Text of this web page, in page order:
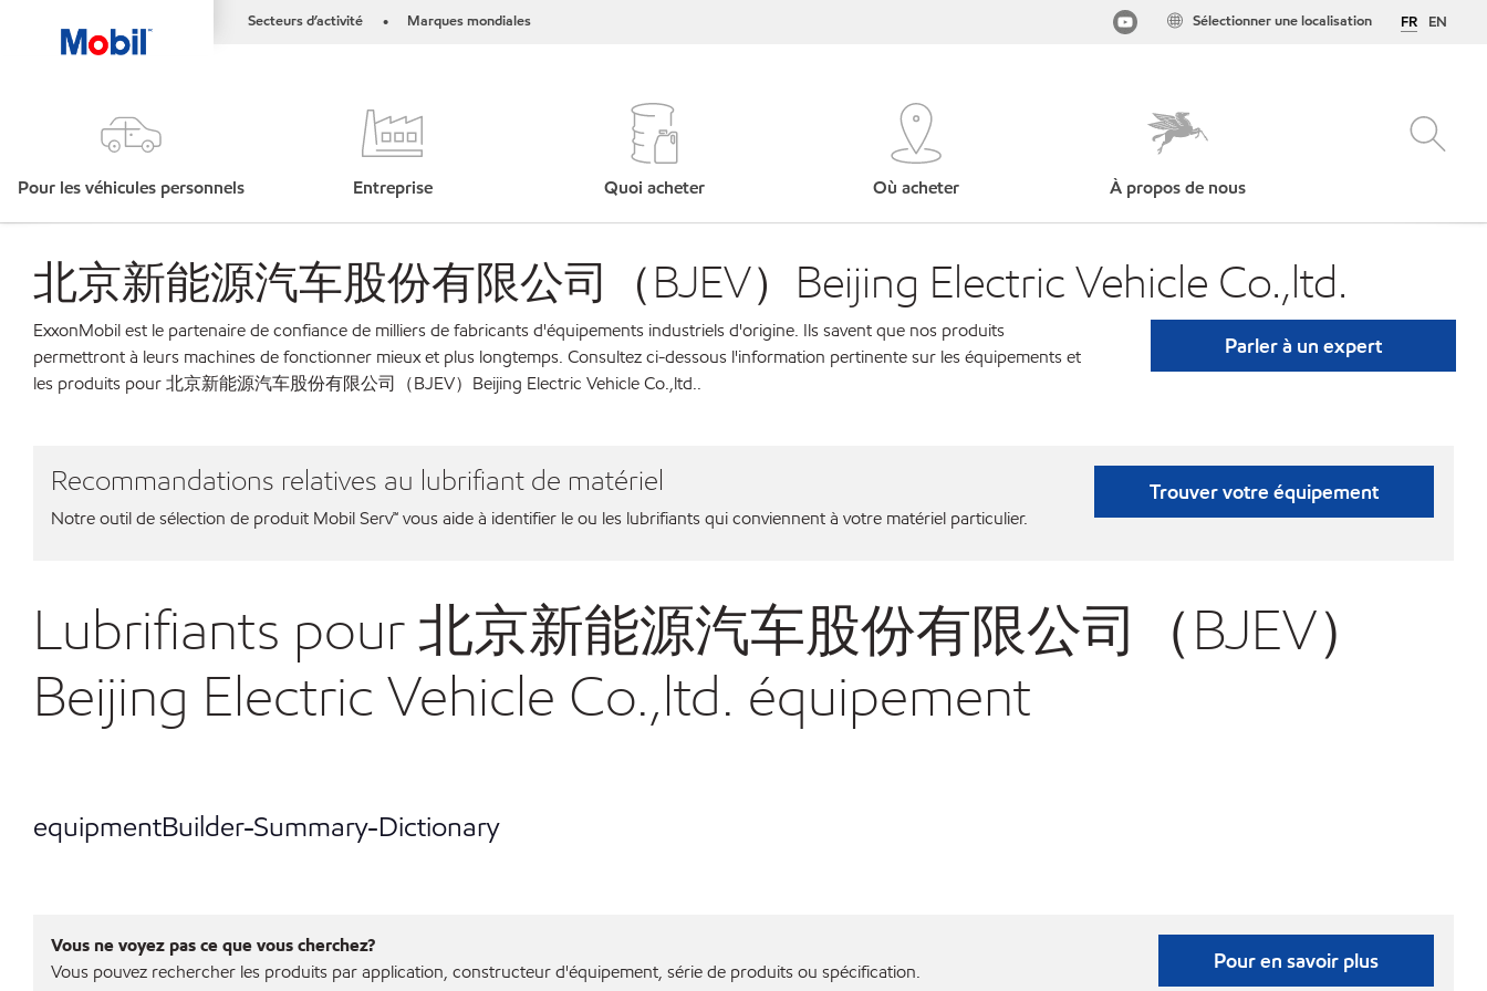
Secteurs d’activité • Marques mondiales FR EN
Sélectionner une localisation
Pour les véhicules personnels Entreprise Quoi acheter Où acheter À propos de nous
北京新能源汽车股份有限公司（BJEV）Beijing Electric Vehicle Co.,ltd.
ExxonMobil est le partenaire de confiance de milliers de fabricants d'équipements industriels d'origine. Ils savent que nos produits
permettront à leurs machines de fonctionner mieux et plus longtemps. Consultez ci-dessous l'information pertinente sur les équipements et
les produits pour 北京新能源汽车股份有限公司（BJEV）Beijing Electric Vehicle Co.,ltd..
Parler à un expert
Recommandations relatives au lubrifiant de matériel
Notre outil de sélection de produit Mobil Serv℠ vous aide à identifier le ou les lubrifiants qui conviennent à votre matériel particulier.
Trouver votre équipement
Lubrifiants pour 北京新能源汽车股份有限公司（BJEV）
Beijing Electric Vehicle Co.,ltd. équipement
equipmentBuilder-Summary-Dictionary
Vous ne voyez pas ce que vous cherchez?
Vous pouvez rechercher les produits par application, constructeur d'équipement, série de produits ou spécification.
Pour en savoir plus